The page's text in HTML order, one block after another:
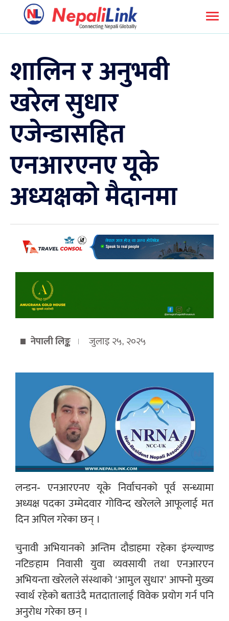
शालिन र अनुभवी
खरेल सुधार
एजेन्डासहित
एनआरएनए यूके
अध्यक्षको मैदानमा
नेपाली लिङ्क जुलाइ २५, २०२५
लन्डन- एनआरएनए यूके निर्वाचनको पूर्व सन्ध्यामा
अध्यक्ष पदका उम्मेदवार गोविन्द खरेलले आफूलाई मत
दिन अपिल गरेका छन् ।
चुनावी अभियानको अन्तिम दौडाहमा रहेका इंग्ल्याण्ड
नटिङहाम निवासी युवा व्यवसायी तथा एनआरएन
अभियन्ता खरेलले संस्थाको ‘आमुल सुधार’ आफ्नो मुख्य
स्वार्थ रहेको बताउंदै मतदातालाई विवेक प्रयोग गर्न पनि
अनुरोध गरेका छन् ।